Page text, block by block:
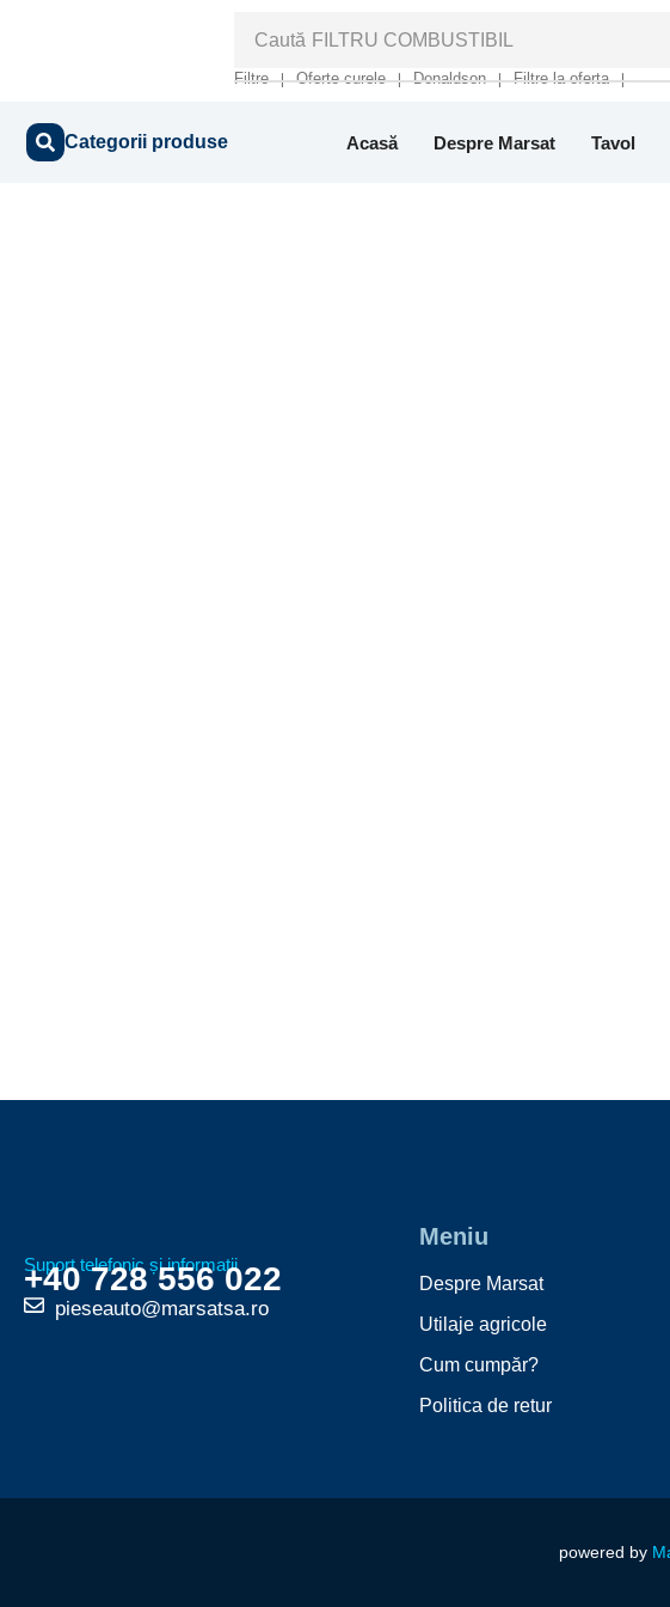
Caută FILTRU COMBUSTIBIL
Filtre ❘ Oferte curele ❘ Donaldson ❘ Filtre la oferta ❘
Categorii produse Acasă Despre Marsat Tavol
Suport telefonic și informații
+40 728 556 022
pieseauto@marsatsa.ro
Meniu
Despre Marsat
Utilaje agricole
Cum cumpăr?
Politica de retur
powered by